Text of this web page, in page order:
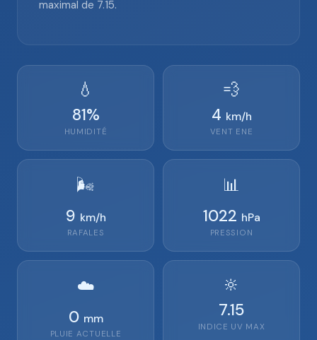
maximal de 7.15.
💧
81%
HUMIDITÉ
💨
4 km/h
VENT ENE
🌬️
9 km/h
RAFALES
📊
1022 hPa
PRESSION
☁️
0 mm
PLUIE ACTUELLE
🔆
7.15
INDICE UV MAX